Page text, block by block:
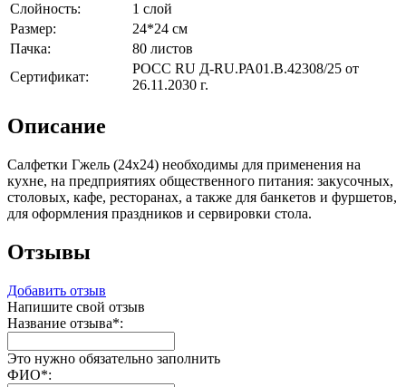
Слойность:
1 слой
Размер:
24*24 см
Пачка:
80 листов
Сертификат:
РОСС RU Д-RU.РА01.В.42308/25 от
26.11.2030 г.
Описание
Салфетки Гжель (24х24) необходимы для применения на
кухне, на предприятиях общественного питания: закусочных,
столовых, кафе, ресторанах, а также для банкетов и фуршетов,
для оформления праздников и сервировки стола.
Отзывы
Добавить отзыв
Напишите свой отзыв
Название отзыва*:
Это нужно обязательно заполнить
ФИО*: